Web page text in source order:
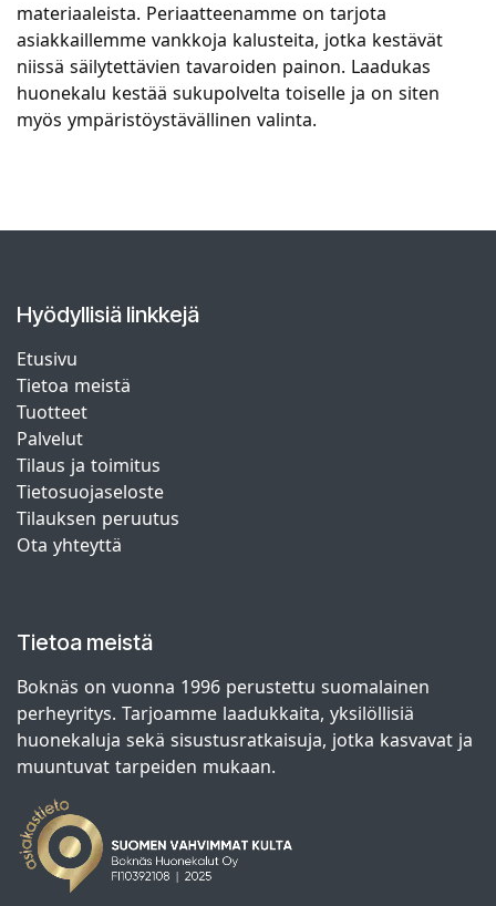
materiaaleista. Periaatteenamme on tarjota
asiakkaillemme vankkoja kalusteita, jotka kestävät
niissä säilytettävien tavaroiden painon. Laadukas
huonekalu kestää sukupolvelta toiselle ja on siten
myös ympäristöystävällinen valinta.
Hyödyllisiä linkkejä
Etusivu
Tietoa meistä
Tuotteet
Palvelut
Tilaus ja toimitus
Tietosuojaseloste
Tilauksen peruutus
Ota yhteyttä
Tietoa meistä
Boknäs on vuonna 1996 perustettu suomalainen
perheyritys. Tarjoamme laadukkaita, yksilöllisiä
huonekaluja sekä sisustusratkaisuja, jotka kasvavat ja
muuntuvat tarpeiden mukaan.